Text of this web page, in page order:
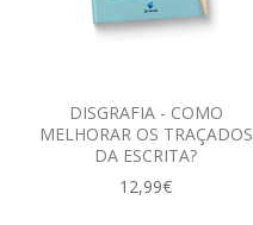
DISGRAFIA - COMO
MELHORAR OS TRAÇADOS
DA ESCRITA?
12,99€